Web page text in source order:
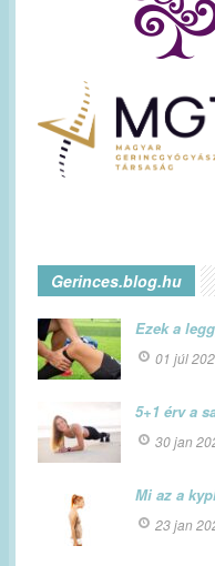
Gerinces.blog.hu
Ezek a
01 júl
5+1 érv a
30 jan
Mi az a
23 jan